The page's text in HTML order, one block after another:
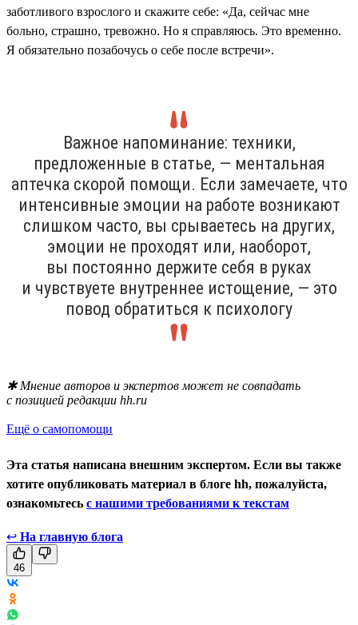
заботливого взрослого и скажите себе: «Да, сейчас мне
больно, страшно, тревожно. Но я справляюсь. Это временно.
Я обязательно позабочусь о себе после встречи».
Важное напоминание: техники,
предложенные в статье, — ментальная
аптечка скорой помощи. Если замечаете, что
интенсивные эмоции на работе возникают
слишком часто, вы срываетесь на других,
эмоции не проходят или, наоборот,
вы постоянно держите себя в руках
и чувствуете внутреннее истощение, — это
повод обратиться к психологу
✱ Мнение авторов и экспертов может не совпадать
с позицией редакции hh.ru
Ещё о самопомощи
Эта статья написана внешним экспертом. Если вы также
хотите опубликовать материал в блоге hh, пожалуйста,
ознакомьтесь с нашими требованиями к текстам
↩ На главную блога
46